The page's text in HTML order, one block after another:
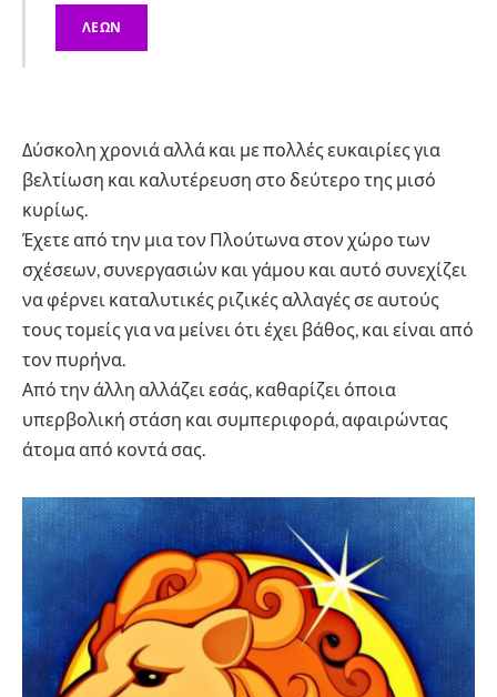
ΛΕΩΝ
Δύσκολη χρονιά αλλά και με πολλές ευκαιρίες για
βελτίωση και καλυτέρευση στο δεύτερο της μισό
κυρίως.
Έχετε από την μια τον Πλούτωνα στον χώρο των
σχέσεων, συνεργασιών και γάμου και αυτό συνεχίζει
να φέρνει καταλυτικές ριζικές αλλαγές σε αυτούς
τους τομείς για να μείνει ότι έχει βάθος, και είναι από
τον πυρήνα.
Από την άλλη αλλάζει εσάς, καθαρίζει όποια
υπερβολική στάση και συμπεριφορά, αφαιρώντας
άτομα από κοντά σας.